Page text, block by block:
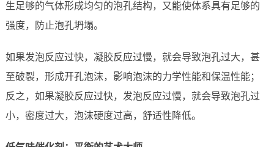
生足够的气体形成均匀的泡孔结构，又能使体系具有足够的
强度，防止泡孔坍塌。
如果发泡反应过快，凝胶反应过慢，就会导致泡孔过大，甚
至破裂，形成开孔泡沫，影响泡沫的力学性能和保温性能；
反之，如果凝胶反应过快，发泡反应过慢，就会导致泡孔过
小，密度过大，泡沫硬度过高，舒适性降低。